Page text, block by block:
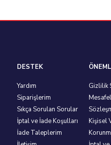
DESTEK
Yardım
Siparişlerim
Sıkça Sorulan Sorular
İptal ve İade Koşulları
İade Taleplerim
Gizlilik
Kişisel